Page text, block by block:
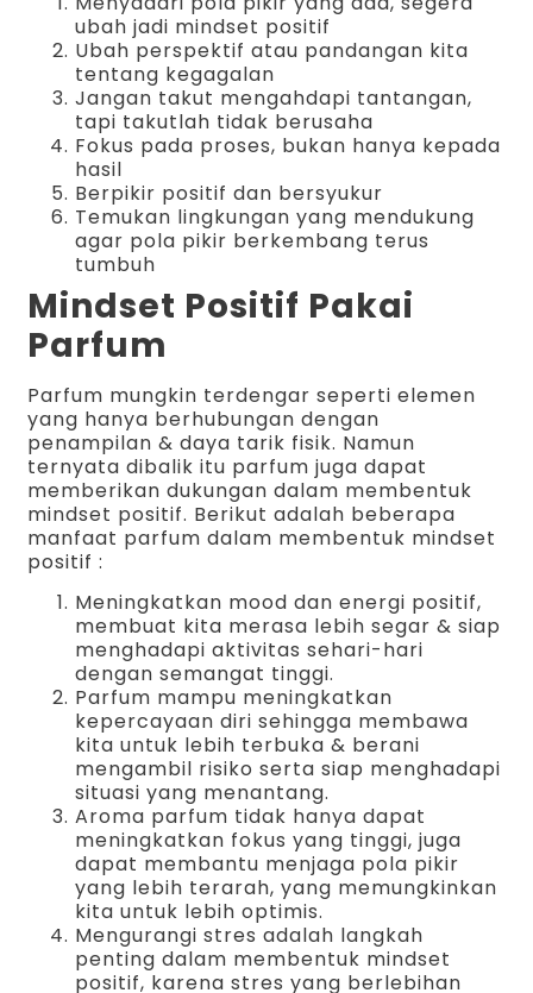
ubah jadi mindset positif
Ubah perspektif atau pandangan kita
tentang kegagalan
Jangan takut mengahdapi tantangan,
tapi takutlah tidak berusaha
Fokus pada proses, bukan hanya kepada
hasil
Berpikir positif dan bersyukur
Temukan lingkungan yang mendukung
agar pola pikir berkembang terus
tumbuh
Mindset Positif Pakai
Parfum
Parfum mungkin terdengar seperti elemen
yang hanya berhubungan dengan
penampilan & daya tarik fisik. Namun
ternyata dibalik itu parfum juga dapat
memberikan dukungan dalam membentuk
mindset positif. Berikut adalah beberapa
manfaat parfum dalam membentuk mindset
positif :
Meningkatkan mood dan energi positif,
membuat kita merasa lebih segar & siap
menghadapi aktivitas sehari-hari
dengan semangat tinggi.
Parfum mampu meningkatkan
kepercayaan diri sehingga membawa
kita untuk lebih terbuka & berani
mengambil risiko serta siap menghadapi
situasi yang menantang.
Aroma parfum tidak hanya dapat
meningkatkan fokus yang tinggi, juga
dapat membantu menjaga pola pikir
yang lebih terarah, yang memungkinkan
kita untuk lebih optimis.
Mengurangi stres adalah langkah
penting dalam membentuk mindset
positif, karena stres yang berlebihan